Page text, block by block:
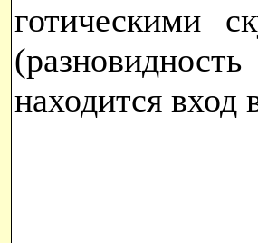
готическими
находится вход